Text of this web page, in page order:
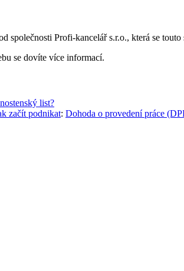
společnosti Profi-kancelář s.r.o., která se
se dovíte více informací.
list?
začít podnikat: Dohoda o provedení práce